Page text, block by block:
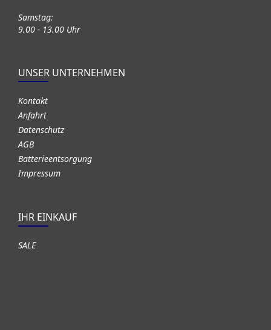
Samstag:
9.00 - 13.00 Uhr
UNSER UNTERNEHMEN
Kontakt
Anfahrt
Datenschutz
AGB
Batterieentsorgung
Impressum
IHR EINKAUF
SALE